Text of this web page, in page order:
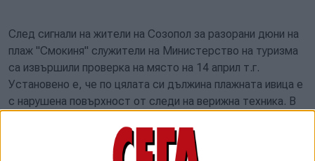
След сигнали на жители на Созопол за разорани дюни на
плаж "Смокиня" служители на Министерство на туризма
са извършили проверка на място на 14 април т.г.
Установено е, че по цялата си дължина плажната ивица е
с нарушена повърхност от следи на верижна техника. В
повърхността е заравнена и са оформени бразди.
Отнетият пясък от този заравнен участък е насипан